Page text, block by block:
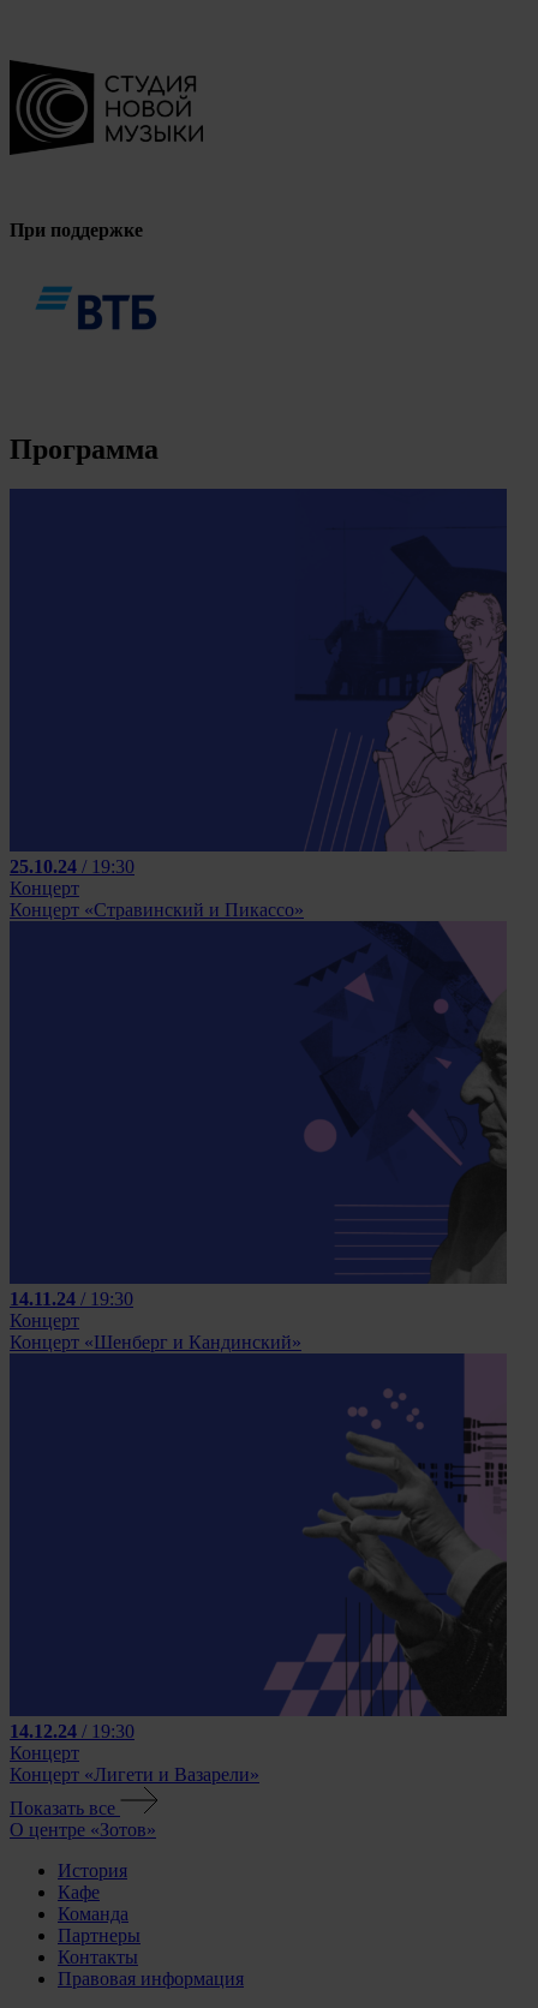
При поддержке
Программа
25.10.24 / 19:30
Концерт
Концерт «Стравинский и Пикассо»
14.11.24 / 19:30
Концерт
Концерт «Шенберг и Кандинский»
14.12.24 / 19:30
Концерт
Концерт «Лигети и Вазарели»
Показать все
О центре «Зотов»
История
Кафе
Команда
Партнеры
Контакты
Правовая информация